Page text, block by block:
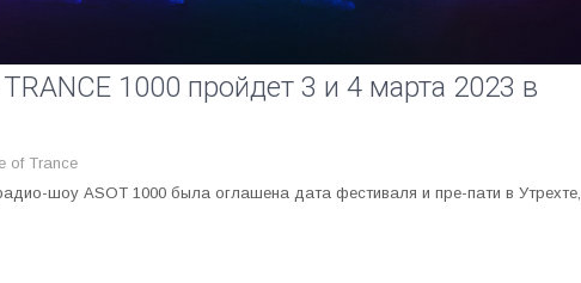
1000 пройдет 3 и 4 марта 2023 в
of Trance
шоу ASOT 1000 была оглашена дата фестиваля и пре-пати в Утрехте,